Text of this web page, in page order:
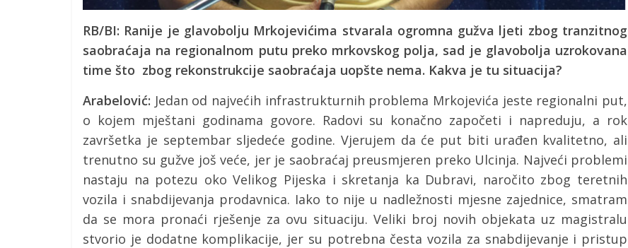
RB/BI: Ranije je glavobolju Mrkojevićima stvarala ogromna gužva ljeti zbog tranzitnog
saobraćaja na regionalnom putu preko mrkovskog polja, sad je glavobolja uzrokovana
time što zbog rekonstrukcije saobraćaja uopšte nema. Kakva je tu situacija?
Arabelović: Jedan od najvećih infrastrukturnih problema Mrkojevića jeste regionalni put,
o kojem mještani godinama govore. Radovi su konačno započeti i napreduju, a rok
završetka je septembar sljedeće godine. Vjerujem da će put biti urađen kvalitetno, ali
trenutno su gužve još veće, jer je saobraćaj preusmjeren preko Ulcinja. Najveći problemi
nastaju na potezu oko Velikog Pijeska i skretanja ka Dubravi, naročito zbog teretnih
vozila i snabdijevanja prodavnica. Iako to nije u nadležnosti mjesne zajednice, smatram
da se mora pronaći rješenje za ovu situaciju. Veliki broj novih objekata uz magistralu
stvorio je dodatne komplikacije, jer su potrebna česta vozila za snabdijevanje i pristup